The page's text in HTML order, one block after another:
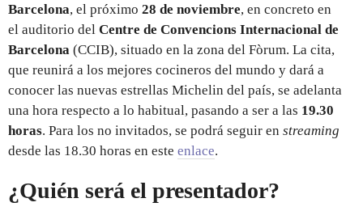
Barcelona, el próximo 28 de noviembre, en concreto en
el auditorio del Centre de Convencions Internacional de
Barcelona (CCIB), situado en la zona del Fòrum. La cita,
que reunirá a los mejores cocineros del mundo y dará a
conocer las nuevas estrellas Michelin del país, se adelanta
una hora respecto a lo habitual, pasando a ser a las 19.30
horas. Para los no invitados, se podrá seguir en streaming
desde las 18.30 horas en este enlace.
¿Quién será el presentador?